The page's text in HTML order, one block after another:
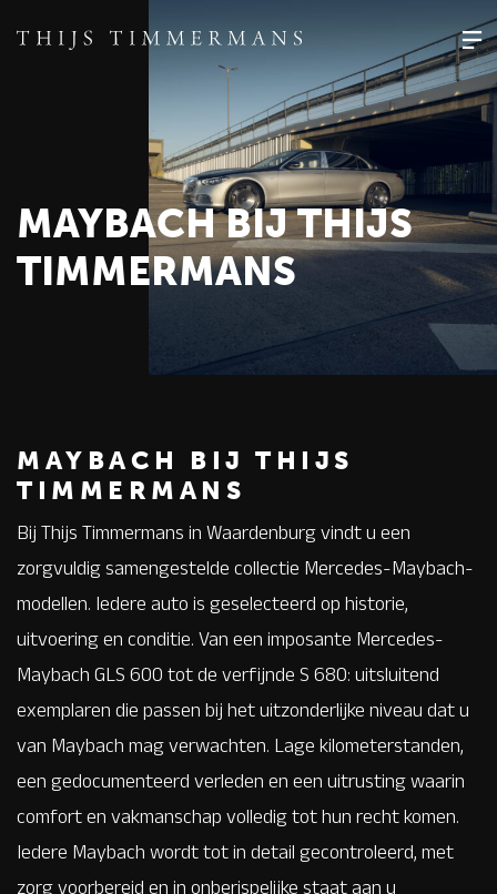
MAYBACH BIJ THIJS
TIMMERMANS
MAYBACH BIJ THIJS
TIMMERMANS
Bij Thijs Timmermans in Waardenburg vindt u een
zorgvuldig samengestelde collectie Mercedes-Maybach-
modellen. Iedere auto is geselecteerd op historie,
uitvoering en conditie. Van een imposante Mercedes-
Maybach GLS 600 tot de verfijnde S 680: uitsluitend
exemplaren die passen bij het uitzonderlijke niveau dat u
van Maybach mag verwachten. Lage kilometerstanden,
een gedocumenteerd verleden en een uitrusting waarin
comfort en vakmanschap volledig tot hun recht komen.
Iedere Maybach wordt tot in detail gecontroleerd, met
zorg voorbereid en in onberispelijke staat aan u